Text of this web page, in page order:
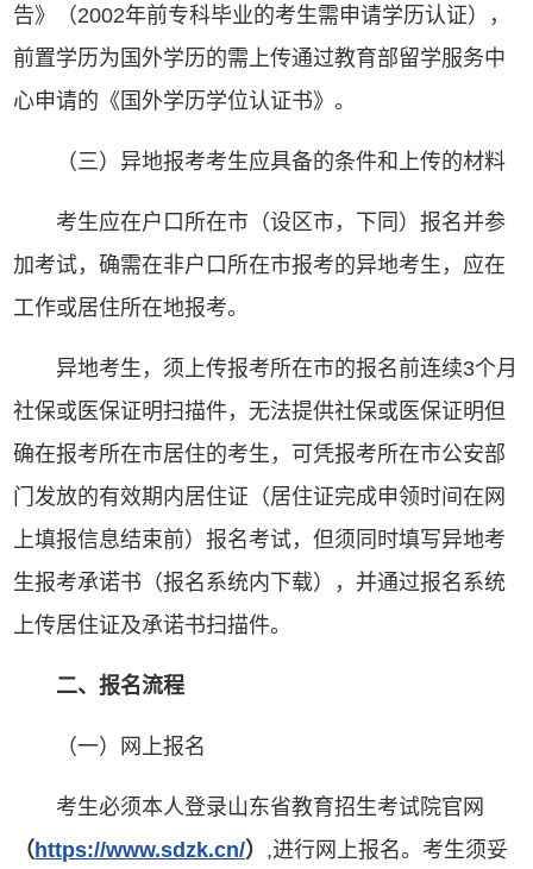
告》（2002年前专科毕业的考生需申请学历认证），
前置学历为国外学历的需上传通过教育部留学服务中
心申请的《国外学历学位认证书》。
（三）异地报考考生应具备的条件和上传的材料
考生应在户口所在市（设区市，下同）报名并参
加考试，确需在非户口所在市报考的异地考生，应在
工作或居住所在地报考。
异地考生，须上传报考所在市的报名前连续3个月
社保或医保证明扫描件，无法提供社保或医保证明但
确在报考所在市居住的考生，可凭报考所在市公安部
门发放的有效期内居住证（居住证完成申领时间在网
上填报信息结束前）报名考试，但须同时填写异地考
生报考承诺书（报名系统内下载），并通过报名系统
上传居住证及承诺书扫描件。
二、报名流程
（一）网上报名
考生必须本人登录山东省教育招生考试院官网
（ https://www.sdzk.cn/） ,进行网上报名。考生须妥